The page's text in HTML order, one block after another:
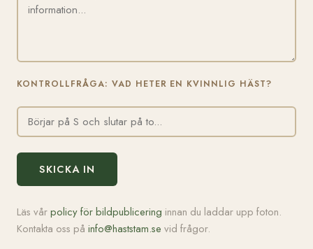
KONTROLLFRÅGA: VAD HETER EN KVINNLIG HÄST?
SKICKA IN
Läs vårpolicy för bildpublicering innan du laddar upp foton.
Kontakta oss på info@haststam.se vid frågor.